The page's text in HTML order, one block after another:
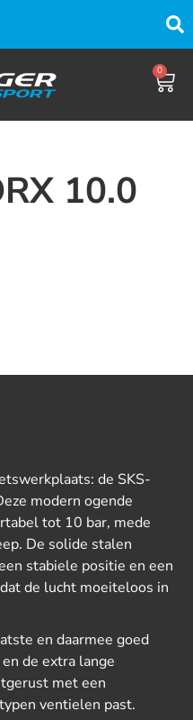
0
10.0
de SKS-
modern ogende
tot 10 bar, mede
De solide stalen
stabiele positie en een
de lucht moeiteloos in
en daarmee goed
de extra lange
met een
ventielen past.